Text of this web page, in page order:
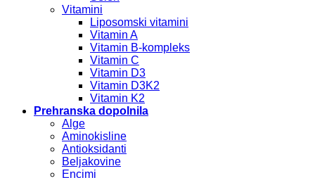
Vitamini
Liposomski vitamini
Vitamin A
Vitamin B-kompleks
Vitamin C
Vitamin D3
Vitamin D3K2
Vitamin K2
Prehranska dopolnila
Alge
Aminokisline
Antioksidanti
Beljakovine
Encimi